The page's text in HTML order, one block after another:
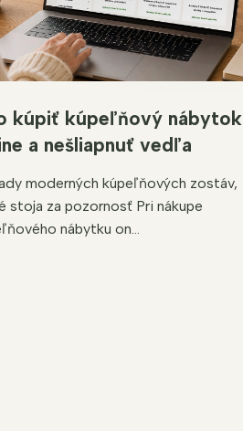
kúpiť kúpeľňový nábytok
a nešliapnuť vedľa
moderných kúpeľňových zostáv,
stoja za pozornosť Pri nákupe
nábytku on...